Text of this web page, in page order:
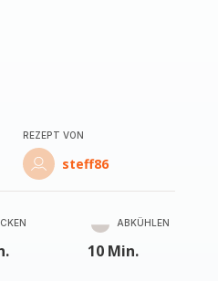
REZEPT VON
steff86
ABKÜHLEN
10 Min.